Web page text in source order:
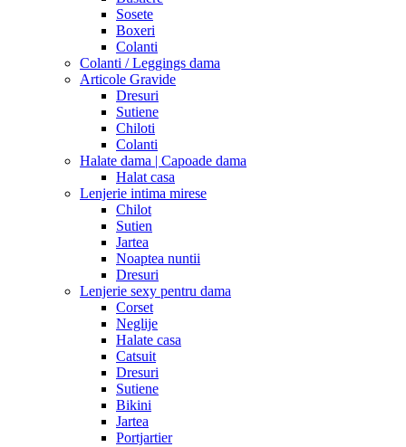
Sosete
Boxeri
Colanti
Colanti / Leggings dama
Articole Gravide
Dresuri
Sutiene
Chiloti
Colanti
Halate dama | Capoade dama
Halat casa
Lenjerie intima mirese
Chilot
Sutien
Jartea
Noaptea nuntii
Dresuri
Lenjerie sexy pentru dama
Corset
Neglije
Halate casa
Catsuit
Dresuri
Sutiene
Bikini
Jartea
Portjartier